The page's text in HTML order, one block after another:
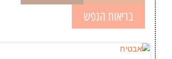
בריאות הנפש